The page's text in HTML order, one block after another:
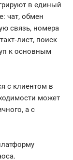
в единый
чат, обмен
связь, номера
поиск
к основным
с клиентом в
может
а с